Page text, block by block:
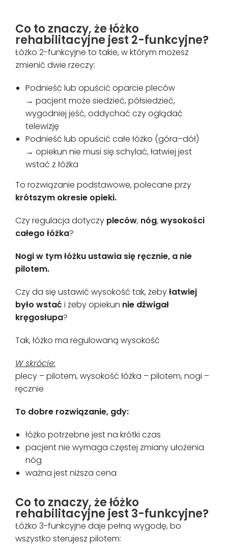
Co to znaczy, że łóżko
rehabilitacyjne jest 2-funkcyjne?
Łóżko 2-funkcyjne to takie, w którym możesz
zmienić dwie rzeczy:
Podnieść lub opuścić oparcie pleców
→ pacjent może siedzieć, półsiedzieć,
wygodniej jeść, oddychać czy oglądać
telewizję
Podnieść lub opuścić całe łóżko (góra–dół)
→ opiekun nie musi się schylać, łatwiej jest
wstać z łóżka
To rozwiązanie podstawowe, polecane przy
krótszym okresie opieki.
Czy regulacja dotyczy pleców, nóg, wysokości
całego łóżka?
Nogi w tym łóżku ustawia się ręcznie, a nie
pilotem.
Czy da się ustawić wysokość tak, żebyłatwiej
było wstać i żeby opiekun nie dźwigał
kręgosłupa?
Tak, łóżko ma regulowaną wysokość
W skrócie:
plecy – pilotem, wysokość łóżka – pilotem, nogi –
ręcznie
To dobre rozwiązanie, gdy:
łóżko potrzebne jest na krótki czas
pacjent nie wymaga częstej zmiany ułożenia
nóg
ważna jest niższa cena
Co to znaczy, że łóżko
rehabilitacyjne jest 3-funkcyjne?
Łóżko 3-funkcyjne daje pełną wygodę, bo
wszystko sterujesz pilotem: